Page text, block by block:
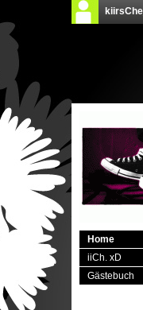
Home
iiCh. xD
Gästebuch